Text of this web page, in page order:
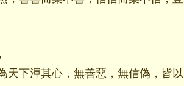
天下渾其心，無善惡，無信偽，皆以